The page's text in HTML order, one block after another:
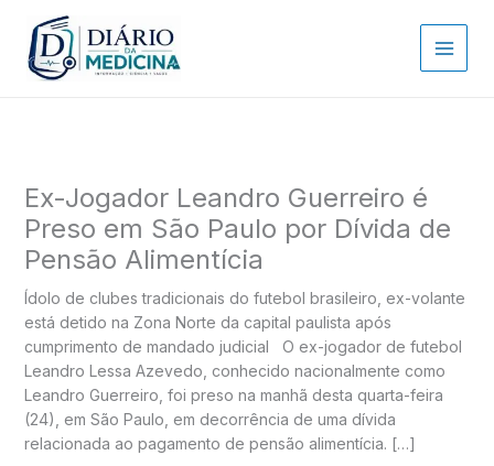
para
conteúdo
Ex-Jogador Leandro Guerreiro é
Preso em São Paulo por Dívida de
Pensão Alimentícia
Ídolo de clubes tradicionais do futebol brasileiro, ex-volante
está detido na Zona Norte da capital paulista após
cumprimento de mandado judicial O ex-jogador de futebol
Leandro Lessa Azevedo, conhecido nacionalmente como
Leandro Guerreiro, foi preso na manhã desta quarta-feira
(24), em São Paulo, em decorrência de uma dívida
relacionada ao pagamento de pensão alimentícia. […]